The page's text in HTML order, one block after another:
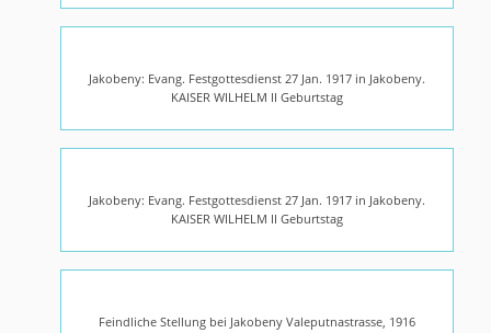
Jakobeny: Evang. Festgottesdienst 27 Jan. 1917 in Jakobeny.
KAISER WILHELM II Geburtstag
Jakobeny: Evang. Festgottesdienst 27 Jan. 1917 in Jakobeny.
KAISER WILHELM II Geburtstag
Feindliche Stellung bei Jakobeny Valeputnastrasse, 1916